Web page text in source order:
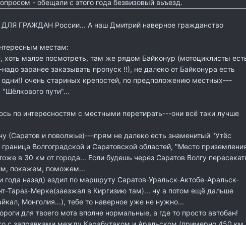
- обещали с этого года безвизовый вьъезд.
ДЛЯ ГРАЖДАН России... А наш Дмитрий наверное гражданство
местам:
хоть малое посмотреть, там же рядом Байконур (мотоциклисты
заранее заказывать пропуск !!), не далеко от Байконура есть
одни!) очень стариных крепостей, по предположению местных---
пути"...
по интересностям с местными перетирать---они всё таки лучше
(Саратов и поволжье)---прям не далеко есть знаменитый "Утёс
Волгоградской и Саратовской областей, "Место
в 30 км от города... Если будешь через Саратов Волгу
покажем, поможем...
года назад) ездил по маршруту Саратов-Уральск-Актобе-Аральск-
Тараз-Мерке(заезжал в Киргизию там)... ну а потом ещё дальше
Монголия...), тебе то наверное уже не нужно...
для твоего мота вполне нормальные, а где то просто автобан!